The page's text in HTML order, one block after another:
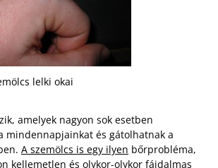
lelki okai
amelyek nagyon sok esetben
mindennapjainkat és gátolhatnak a
A szemölcs is egy ilyen bőrprobléma,
kellemetlen és olykor-olykor fájdalmas